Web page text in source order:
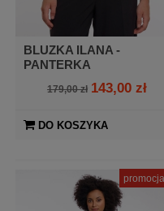
BLUZKA ILANA -
PANTERKA
179,00 zł 143,00 zł
DO KOSZYKA
promocja